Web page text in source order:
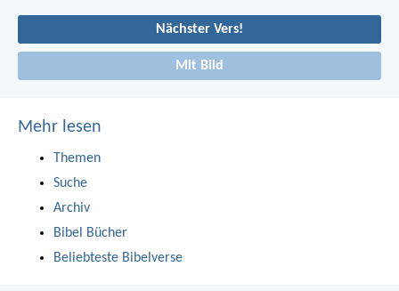
Nächster Vers!
Mit Bild
Mehr lesen
Themen
Suche
Archiv
Bibel Bücher
Beliebteste Bibelverse